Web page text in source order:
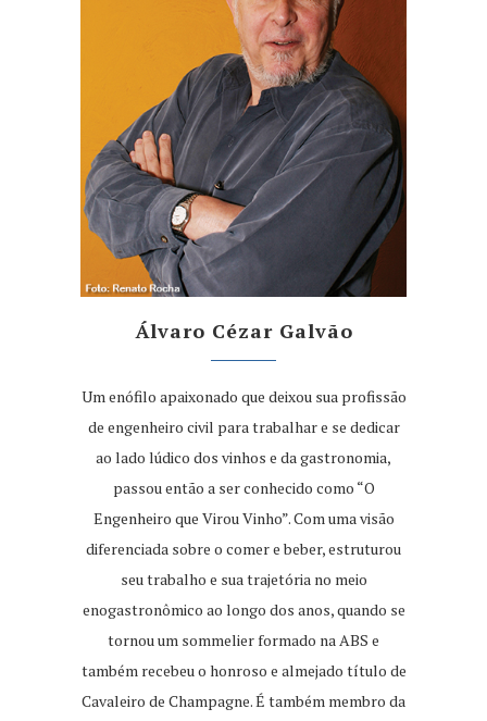
Álvaro Cézar Galvão
Um enófilo apaixonado que deixou sua profissão
de engenheiro civil para trabalhar e se dedicar
ao lado lúdico dos vinhos e da gastronomia,
passou então a ser conhecido como “O
Engenheiro que Virou Vinho”. Com uma visão
diferenciada sobre o comer e beber, estruturou
seu trabalho e sua trajetória no meio
enogastronômico ao longo dos anos, quando se
tornou um sommelier formado na ABS e
também recebeu o honroso e almejado título de
Cavaleiro de Champagne. É também membro da